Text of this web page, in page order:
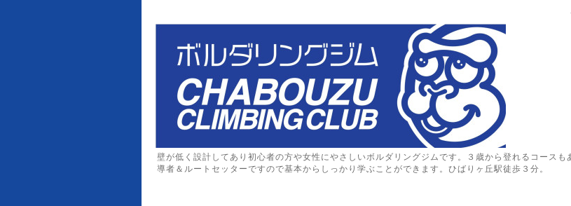
壁が低く設計してあり初心者の方や女性にやさしいボルダリングジムです。３歳から登れるコース
導者＆ルートセッターですので基本からしっかり学ぶことができます。ひばりヶ丘駅徒歩３分。